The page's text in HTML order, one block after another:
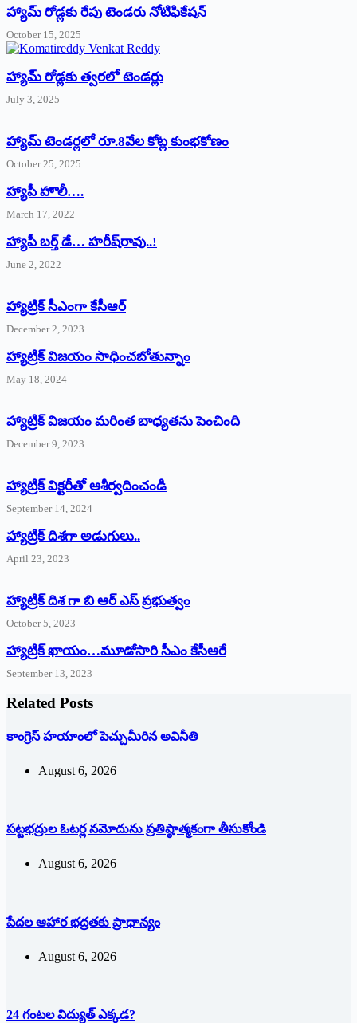
హ్యామ్‌ రోడ్లకు రేపు టెండరు నోటిఫికేషన్‌
October 15, 2025
హ్యామ్‌ రోడ్లకు త్వరలో టెండర్లు
July 3, 2025
హ్యామ్‌ ‌టెండర్లలో రూ.8వేల కోట్ల కుంభకోణం
October 25, 2025
హ్యాపీ హొలీ….
March 17, 2022
హ్యాపీ బర్త్ ‌డే… హరీష్‌రావు..!
June 2, 2022
హ్యాట్రిక్‌ ‌సీఎంగా కేసీఆర్‌
December 2, 2023
హ్యాట్రిక్‌ విజయం సాధించబోతున్నాం
May 18, 2024
హ్యాట్రిక్ విజయం మరింత బాధ్యతను పెంచింది
December 9, 2023
హ్యాట్రిక్‌ ‌విక్టరీతో ఆశీర్వదించండి
September 14, 2024
‌హ్యాట్రిక్‌ ‌దిశగా అడుగులు..
April 23, 2023
హ్యాట్రిక్ దిశ గా బి ఆర్ ఎస్ ప్రభుత్వం
October 5, 2023
హ్యాట్రిక్‌ ‌ఖాయం…మూడోసారి సీఎం కేసీఆరే
September 13, 2023
Related Posts
కాంగ్రెస్ హయాంలో పెచ్చుమీరిన అవినీతి
August 6, 2026
పట్టభద్రుల ఓటర్ల నమోదును ప్రతిష్ఠాత్మకంగా తీసుకోండి
August 6, 2026
పేదల ఆహార భద్రతకు ప్రాధాన్యం
August 6, 2026
24 గంటల విద్యుత్ ఎక్కడ?